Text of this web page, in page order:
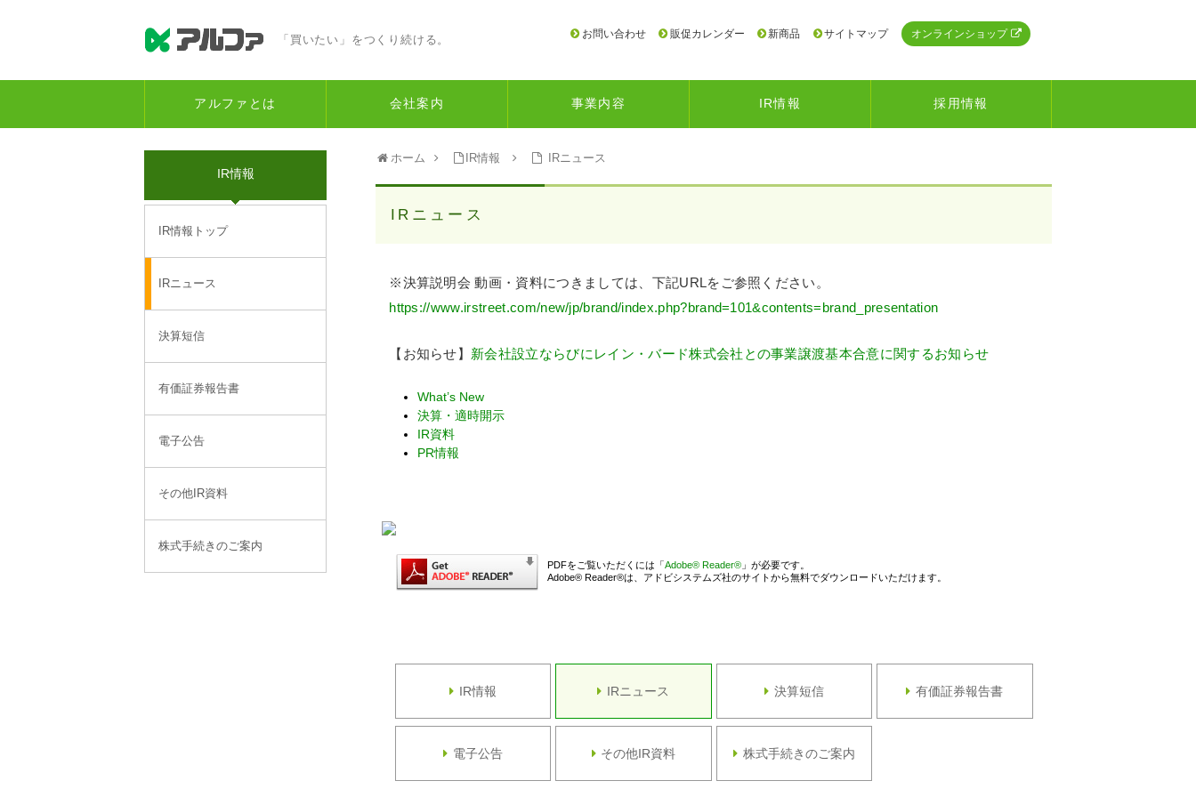
「買いたい」をつくり続ける。 お問い合わせ 販促カレンダー 新商品 サイトマップ オンラインショップ
アルファとは 会社案内 事業内容 IR情報 採用情報
ホーム IR情報 IRニュース
IRニュース
※決算説明会 動画・資料につきましては、下記URLをご参照ください。
https://www.irstreet.com/new/jp/brand/index.php?brand=101&contents=brand_presentation
【お知らせ】 新会社設立ならびにレイン・バード株式会社との事業譲渡基本合意に関するお知らせ
What’s New
決算・適時開示
IR資料
PR情報
PDFをご覧いただくには「 Adobe® Reader®」が必要です。
Adobe® Reader®は、アドビシステムズ社のサイトから無料でダウンロードいただけます。
IR情報 IRニュース 決算短信 有価証券報告書
電子公告 その他IR資料 株式手続きのご案内
IR情報
IR情報トップ
IRニュース
決算短信
有価証券報告書
電子公告
その他IR資料
株式手続きのご案内